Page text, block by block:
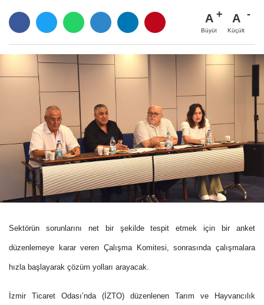
A
Büyüt
A
Küçült
Sektörün sorunlarını net bir şekilde tespit etmek için bir anket
düzenlemeye karar veren Çalışma Komitesi, sonrasında çalışmalara
hızla başlayarak çözüm yolları arayacak.
İzmir Ticaret Odası’nda (İZTO) düzenlenen Tarım ve Hayvancılık